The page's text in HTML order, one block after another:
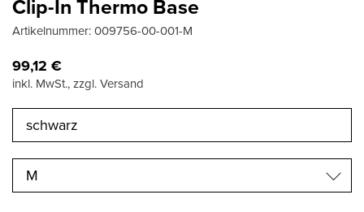
Clip-In Thermo Base
Artikelnummer:009756-00-001-M
99,12 €
inkl. MwSt., zzgl. Versand
M